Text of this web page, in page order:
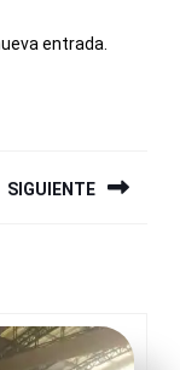
entrada.
SIGUIENTE